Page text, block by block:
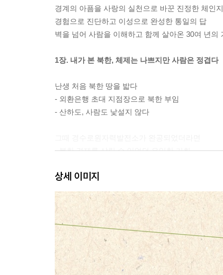
경계의 아픔을 사랑의 실천으로 바꾼 진정한 체인
경험으로 진단하고 이성으로 완성한 통일의 답
벽을 넘어 사람을 이해하고 함께 살아온 30여 년의
1장. 내가 본 북한, 체제는 나쁘지만 사람은 정겹다
난생 처음 북한 땅을 밟다
- 외환은행 초대 지점장으로 북한 부임
- 산하도, 사람도 낯설지 않다
- 북한 경제를 살릴 수 있었던 유일한 기회
인연은 어떻게든 이어진다
- 상호불신 속에서도 정이 든다
- 결국엔 만나야 한다
월북 작가 작품에서 분단의 아픔을 보다
- 월북 작가 그림을 수집하다
상세 이미지